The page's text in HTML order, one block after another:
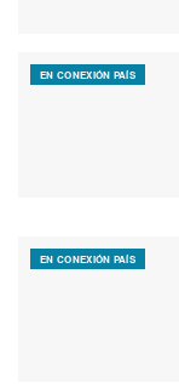
EN CONEXIÓN PAÍS
EN CONEXIÓN PAÍS